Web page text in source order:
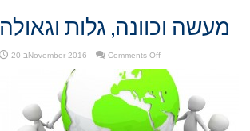
מעשה וכוונה, גלות וגאולה
20 בNovember 2016 Comments Offon
וכוונה,
גלות
וגאולה